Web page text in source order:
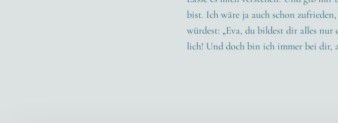
bist. Ich wäre ja auch schon
wür­dest: „Eva, du bil­dest dir alles
lich! Und doch bin ich immer bei dir,